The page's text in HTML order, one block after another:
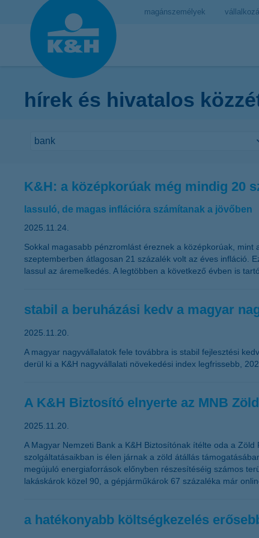
magánszemélyek
hírek és hivatalos
K&H: a középkorúak még mindig 20
lassuló, de magas inflációra számítanak a jövőben
2025.11.24.
Sokkal magasabb pénzromlást éreznek a középkorúak,
szeptemberben átlagosan 21 százalék volt az éves infláció.
lassul az áremelkedés. A legtöbben a következő évben is
stabil a beruházási kedv a magyar
2025.11.20.
A magyar nagyvállalatok fele továbbra is stabil fejlesztési
derül ki a K&H nagyvállalati növekedési index legfrissebb,
A K&H Biztosító elnyerte az MNB
2025.11.20.
A Magyar Nemzeti Bank a K&H Biztosítónak ítélte oda a
szolgáltatásaikban is élen járnak a zöld átállás
megújuló energiaforrások előnyben részesítéséig számos
lakáskárok közel 90, a gépjárműkárok 67 százaléka már
a hatékonyabb költségkezelés